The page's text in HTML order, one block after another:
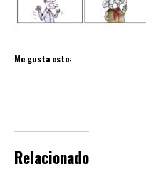
Me gusta esto:
Relacionado